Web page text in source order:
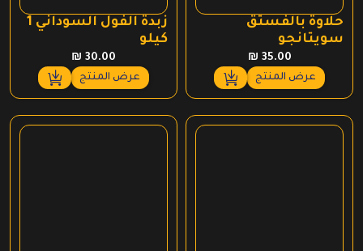
حلاوة بالفستق
سويتانجو
₪ 35.00
عرض المنتج
زبدة الفول السوداني 1
كيلو
₪ 30.00
عرض المنتج